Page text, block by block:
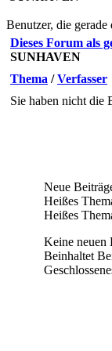
Benutzer, die gerade
Dieses Forum als
SUNHAVEN
Thema /Verfasser
Sie haben nicht die
Neue
Heißes
Heißes
Keine neuen
Beinhaltet